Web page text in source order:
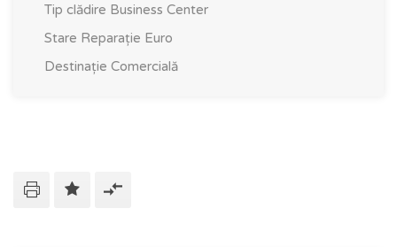
Tip clădire Business Center
Stare Reparație Euro
Destinație Comercială